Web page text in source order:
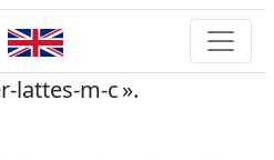
lattes-m-c ».